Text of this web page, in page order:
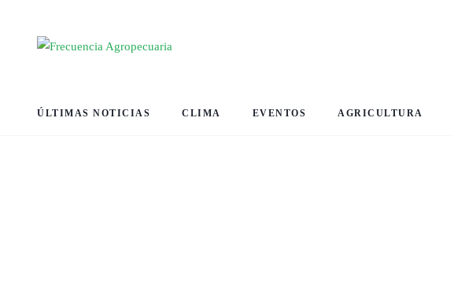
ÚLTIMAS NOTICIAS CLIMA EVENTOS AGRICULTURA